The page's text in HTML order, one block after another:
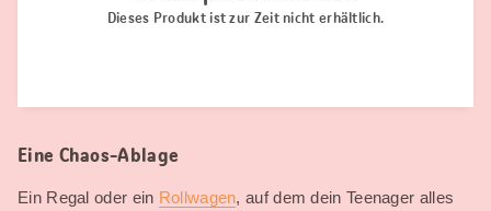
Eine Chaos-Ablage
Ein Regal oder ein Rollwagen, auf dem dein Teenager alles